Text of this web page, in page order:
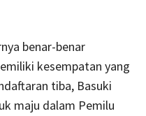
benar-benar
kesempatan yang
tiba, Basuki
maju dalam Pemilu